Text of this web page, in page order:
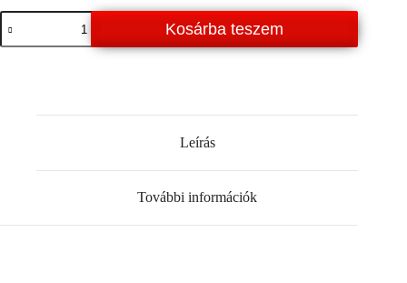
Krémesítő
szelep
Jura
Kosárba teszem
Leírás
További információk